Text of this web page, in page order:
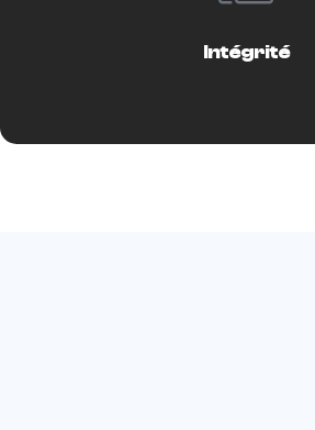
Intégrité